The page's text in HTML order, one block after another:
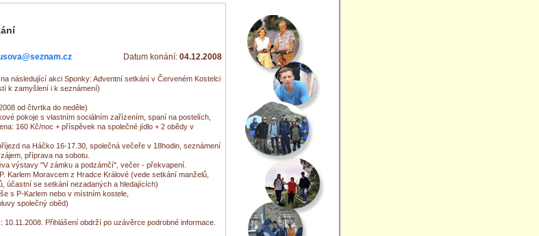
Datum konání: 04.12.2008
následující akci Sponky: Adventní setkání v Červeném Kostelci
k zamyšlení i k seznámení)
od čtvrtka do neděle)
pokoje s vlastním sociálním zařízením, spaní na postelích,
160 Kč/noc + příspěvek na společné jídlo + 2 obědy v
na Háčko 16-17.30, společná večeře v 18hodin, seznámení
příprava na sobotu.
výstavy "V zámku a podzámčí", večer - překvapení.
Karlem Moravcem z Hradce Králové (vede setkání manželů,
účastní se setkání nezadaných a hledajících)
s P-Karlem nebo v místním kostele,
společný oběd)
10.11.2008. Přihlášení obdrží po uzávěrce podrobné informace.